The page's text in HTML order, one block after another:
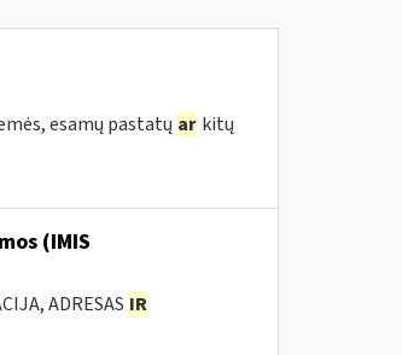
esamų pastatų ar kitų
(IMIS
ADRESAS IR